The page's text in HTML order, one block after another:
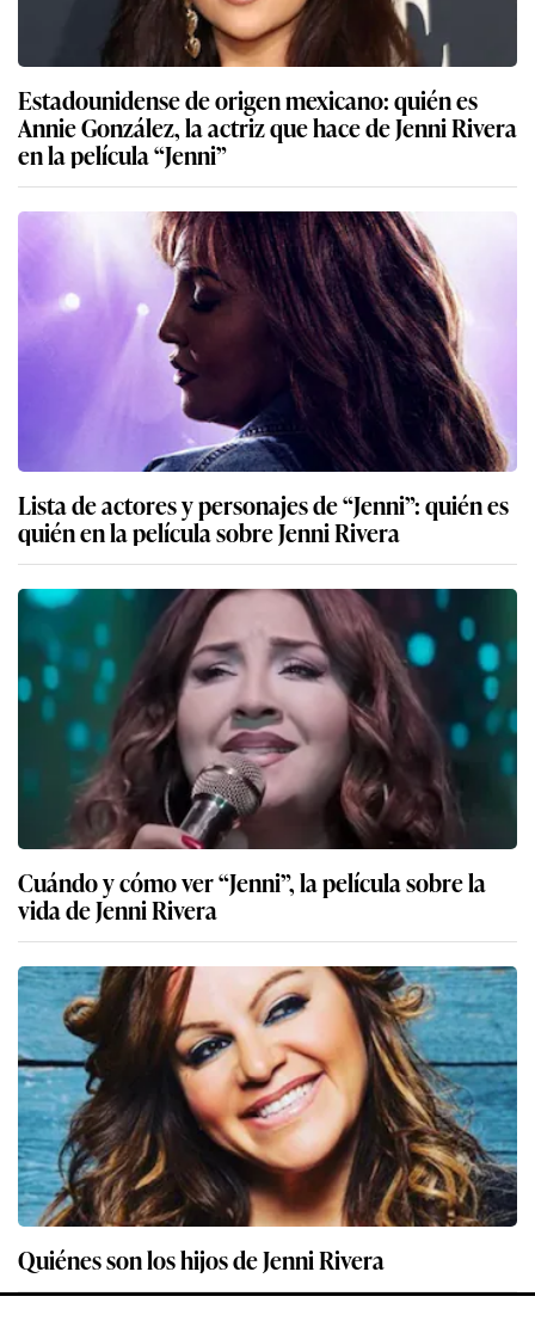
Estadounidense de origen mexicano: quién es
Annie González, la actriz que hace de Jenni Rivera
en la película “Jenni”
Lista de actores y personajes de “Jenni”: quién es
quién en la película sobre Jenni Rivera
Cuándo y cómo ver “Jenni”, la película sobre la
vida de Jenni Rivera
Quiénes son los hijos de Jenni Rivera